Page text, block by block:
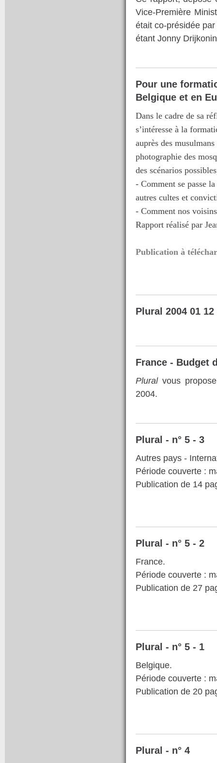
Vice-Première
était co-présidée
étant Jonny
Pour une
Belgique et en
Dans le cadre de sa
s’intéresse à la
auprès des
photographie des
des scénarios
- Comment se passe
autres cultes et
- Comment nos
Rapport réalisé par
Publication à
Plural 2004 01
France - Budget
Pluralvous
2004.
Plural - n° 5 - 3
Autres pays -
Période couverte :
Publication de 14
Plural - n° 5 - 2
France.
Période couverte :
Publication de 27
Plural - n° 5 - 1
Belgique.
Période couverte :
Publication de 20
Plural - n° 4